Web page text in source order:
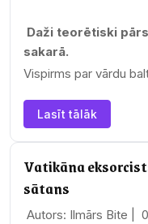
Daži teorētiski
sakarā.
Vispirms par vārdu
Lasīt tālāk
Vatikāna
sātans
Autors: Ilmārs Bite |